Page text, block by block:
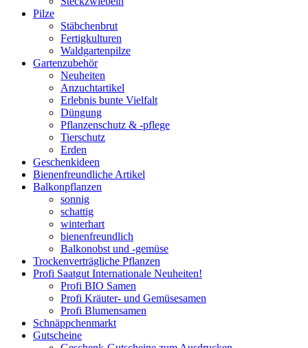
Pilze
Stäbchenbrut
Fertigkulturen
Waldgartenpilze
Gartenzubehör
Neuheiten
Anzuchtartikel
Erlebnis bunte Vielfalt
Düngung
Pflanzenschutz & -pflege
Tierschutz
Erden
Geschenkideen
Bienenfreundliche Artikel
Balkonpflanzen
sonnig
schattig
winterhart
bienenfreundlich
Balkonobst und -gemüse
Trockenverträgliche Pflanzen
Profi Saatgut Internationale Neuheiten!
Profi BIO Samen
Profi Kräuter- und Gemüsesamen
Profi Blumensamen
Schnäppchenmarkt
Gutscheine